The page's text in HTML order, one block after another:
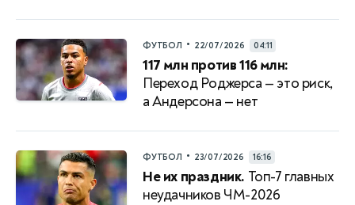
ФУТБОЛ • 22/07/2026 04:11
117 млн против 116 млн:
Переход Роджерса — это риск,
а Андерсона — нет
ФУТБОЛ • 23/07/2026 16:16
Не их праздник. Топ-7 главных
неудачников ЧМ-2026